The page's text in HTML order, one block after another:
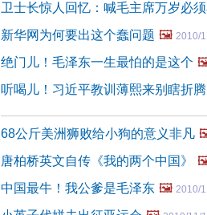
卫士长惊人回忆：喊毛主席万岁必
新华网为何要出这个蠢问题 🖼️ 2010/
绝门儿！毛泽东一生最怕的是这个
听喝儿！习近平教训薄熙来别瞎折腾
68公斤美洲狮败给小狗的意义非凡
唐柏桥英文自传《我的两个中国》
中国最牛！我公爹是毛泽东 🖼️ 2010/